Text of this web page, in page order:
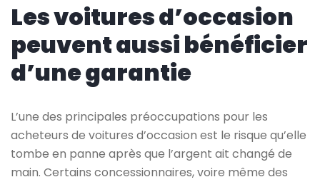
Les voitures d’occasion
peuvent aussi bénéficier
d’une garantie
L’une des principales préoccupations pour les
acheteurs de voitures d’occasion est le risque qu’elle
tombe en panne après que l’argent ait changé de
main. Certains concessionnaires, voire même des